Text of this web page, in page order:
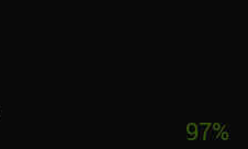
97%